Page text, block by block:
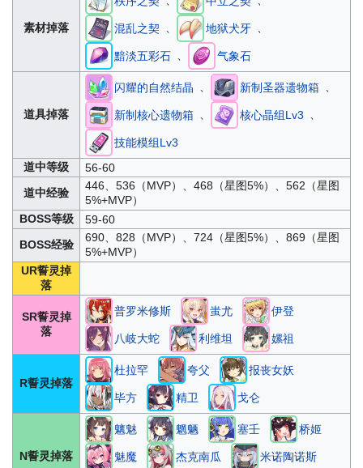
素材掉落 混乱之契 地狱犬牙
黯淡五彩石 气象石
道具掉落
闪耀的自然结晶 新制圣器遗物箱
新制核心遗物箱 核心晶组Lv3
技能模组Lv3
道中等级
56-60
道中经验
446、536（MVP）、468（星图5%）、562（星图
5%+MVP）
BOSS等级
59-60
BOSS经验
690、828（MVP）、724（星图5%）、869（星图
5%+MVP）
UR誓灵掉
落
SR誓灵掉
落
普罗米修斯 蚩尤 伊登
八岐大蛇 利维坦 嫘祖
R誓灵掉落
杜拉罕 夸父 报丧女妖
毕方 精卫 戈仑
N誓灵掉落
魑魅 魍魉 塞壬 桥姬
魅魔 杰克南瓜 米诺陶诺斯